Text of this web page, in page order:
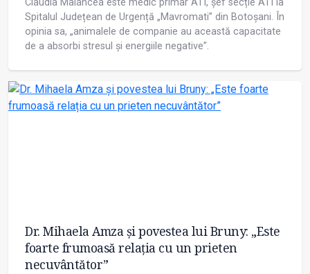
Claudia Malancea este medic primar ATI, șef secție ATI la
Spitalul Județean de Urgență „Mavromati” din Botoșani. În
opinia sa, „animalele de companie au această capacitate
de a absorbi stresul și energiile negative”.
Dr. Mihaela Amza și povestea lui Bruny: „Este
foarte frumoasă relația cu un prieten
necuvântător”